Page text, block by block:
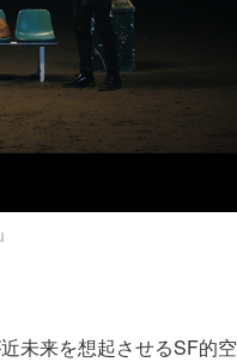
未来を想起させるSF的